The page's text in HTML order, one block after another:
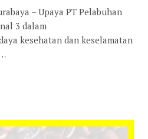
– Upaya PT Pelabuhan
3 dalam
kesehatan dan keselamatan